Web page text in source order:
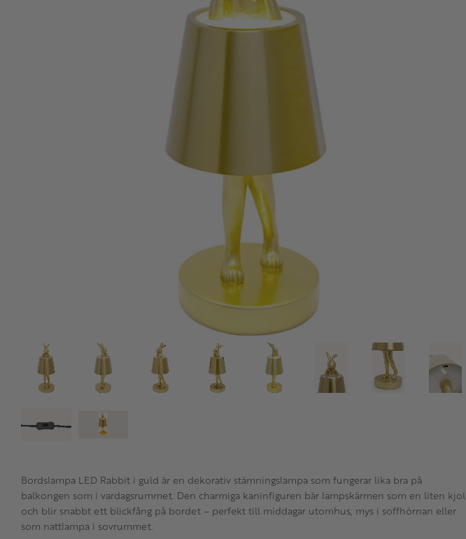
Bordslampa LED Rabbit i guld är en dekorativ stämningslampa som fungerar lika bra på
balkongen som i vardagsrummet. Den charmiga kaninfiguren bär lampskärmen som en liten kjol
och blir snabbt ett blickfång på bordet – perfekt till middagar utomhus, mys i soffhörnan eller
som nattlampa i sovrummet.